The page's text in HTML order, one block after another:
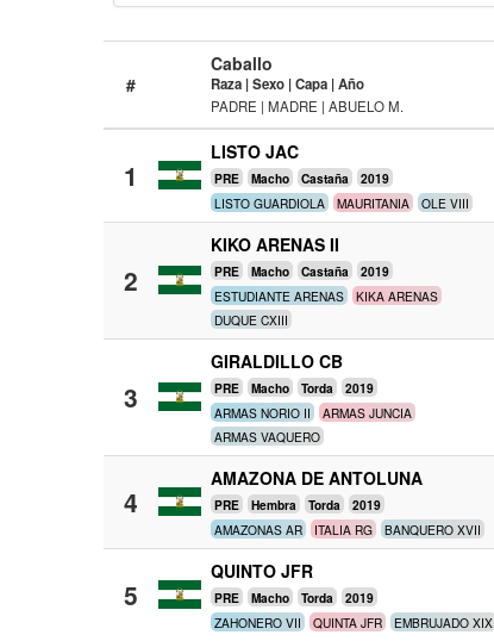
#
Caballo
Raza | Sexo | Capa | Año
PADRE | MADRE | ABUELO M.
1
LISTO JAC
PRE Macho Castaña 2019
LISTO GUARDIOLA MAURITANIA OLE VIII
2
KIKO ARENAS II
PRE Macho Castaña 2019
ESTUDIANTE ARENAS
KIKA ARENAS
DUQUE CXIII
3
GIRALDILLO CB
PRE Macho Torda 2019
ARMAS NORIO II
ARMAS JUNCIA
ARMAS VAQUERO
4
AMAZONA DE ANTOLUNA
PRE Hembra Torda 2019
AMAZONAS AR ITALIA RG BANQUERO XVII
5
QUINTO JFR
PRE Macho Torda 2019
ZAHONERO VII QUINTA JFR EMBRUJADO XIX